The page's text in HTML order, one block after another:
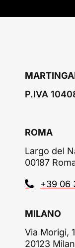
P.IVA
ROMA
Largo del
00187
+39 06
MILANO
Via Morigi,
20123